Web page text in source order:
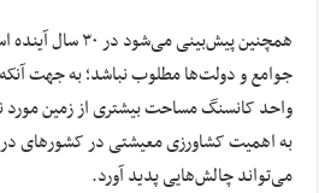
همچنین پیش‌بینی
جوامع و دولت‌ها مطلوب نباشد؛ به جهت
واحد کانسنگ مساحت بیشتری از زمین مورد
به اهمیت کشاورزی معیشتی در کشورهای
می‌تواند چالش‌هایی پدید آورد.